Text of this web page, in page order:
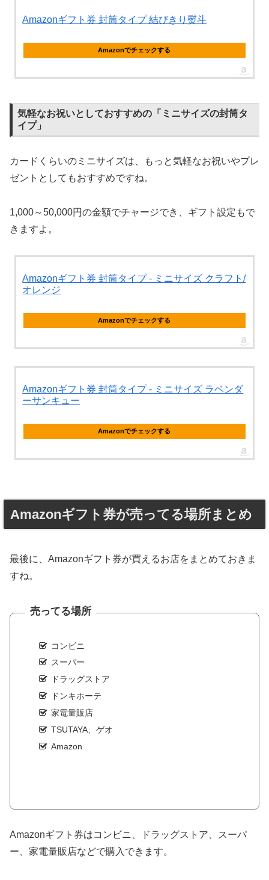
Amazonギフト券 封筒タイプ 結びきり熨斗
Amazonでチェックする
気軽なお祝いとしておすすめの「ミニサイズの封筒タ
イプ」
カードくらいのミニサイズは、もっと気軽なお祝いやプレ
ゼントとしてもおすすめですね。
1,000～50,000円の金額でチャージでき、ギフト設定もで
きますよ。
Amazonギフト券 封筒タイプ - ミニサイズ クラフト/
オレンジ
Amazonでチェックする
Amazonギフト券 封筒タイプ - ミニサイズ ラベンダ
ーサンキュー
Amazonでチェックする
Amazonギフト券が売ってる場所まとめ
最後に、Amazonギフト券が買えるお店をまとめておきま
すね。
売ってる場所
コンビニ
スーパー
ドラッグストア
ドンキホーテ
家電量販店
TSUTAYA、ゲオ
Amazon
Amazonギフト券はコンビニ、ドラッグストア、スーパ
ー、家電量販店などで購入できます。